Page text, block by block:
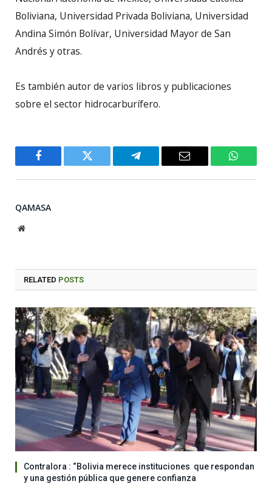
Boliviana, Universidad Privada Boliviana, Universidad
Andina Simón Bolívar, Universidad Mayor de San
Andrés y otras.
Es también autor de varios libros y publicaciones
sobre el sector hidrocarburífero.
Facebook Twitter Telegram Email
QAMASA
Website
RELATED POSTS
Contralora : “Bolivia merece instituciones que respondan
y una gestión pública que genere confianza